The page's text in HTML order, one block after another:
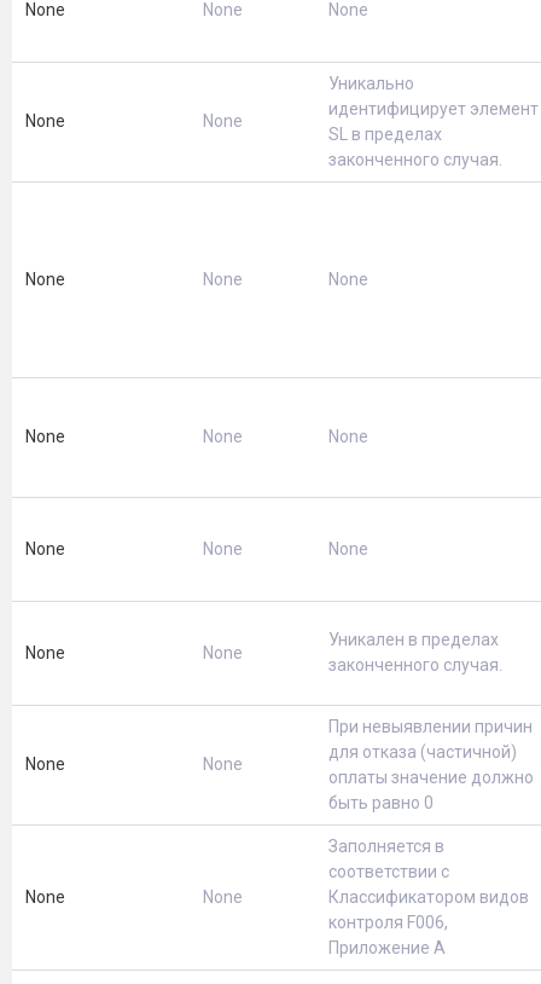
None None None
None None
Уникально
идентифицирует элемент
SL в пределах
законченного случая.
None None None
None None None
None None None
None None
Уникален в пределах
законченного случая.
None None
При невыявлении причин
для отказа (частичной)
оплаты значение должно
быть равно 0
None None
Заполняется в
соответствии с
Классификатором видов
контроля F006,
Приложение А